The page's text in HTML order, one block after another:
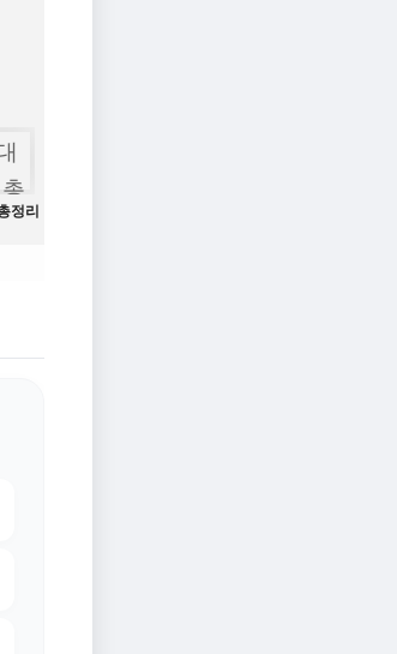
정리